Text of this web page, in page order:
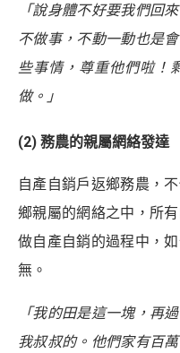
「說身體不好要我們回
不做事，不動一動也是
些事情，尊重他們啦！
做。」
(2) 務農的親屬網絡發達
自產自銷戶返鄉務農，
鄉親屬的網絡之中，所
做自產自銷的過程中，
無。
「我的田是這一塊，再
我叔叔的。他們家有百